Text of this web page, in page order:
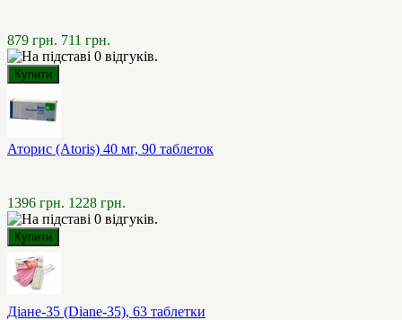
879 грн. 711 грн.
Аторис (Atoris) 40 мг, 90 таблеток
1396 грн. 1228 грн.
Діане-35 (Diane-35), 63 таблетки